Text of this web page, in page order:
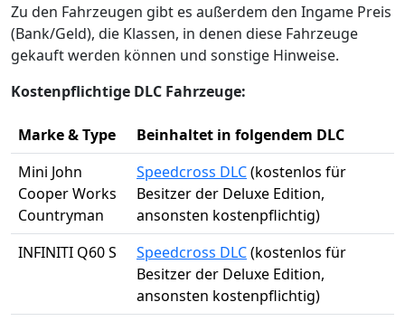
Zu den Fahrzeugen gibt es außerdem den Ingame Preis
(Bank/Geld), die Klassen, in denen diese Fahrzeuge
gekauft werden können und sonstige Hinweise.
Kostenpflichtige DLC Fahrzeuge:
Marke & Type
Beinhaltet in folgendem DLC
Mini John
Cooper Works
Countryman
Speedcross DLC(kostenlos für
Besitzer der Deluxe Edition,
ansonsten kostenpflichtig)
INFINITI Q60 S
Speedcross DLC(kostenlos für
Besitzer der Deluxe Edition,
ansonsten kostenpflichtig)